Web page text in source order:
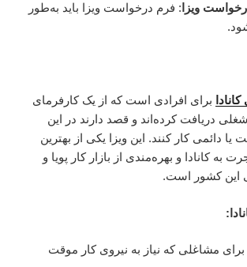
ویزا : فرم درخواست ویزا باید به‌طور
برای افرادی است که از یک کارفرمای
شغلی دریافت کرده‌اند و قصد دارند در این
دائمی کار کنند. این ویزا یکی از بهترین
به کانادا و بهره‌مندی از بازار کار پویا و
کشور است.
برای مشاغلی که نیاز به نیروی کار موقت